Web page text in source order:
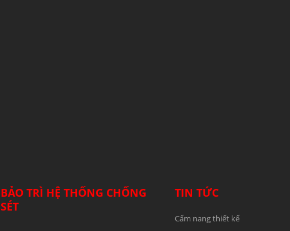
BẢO TRÌ HỆ THỐNG CHỐNG
SÉT
TIN TỨC
Cẩm nang thiết kế